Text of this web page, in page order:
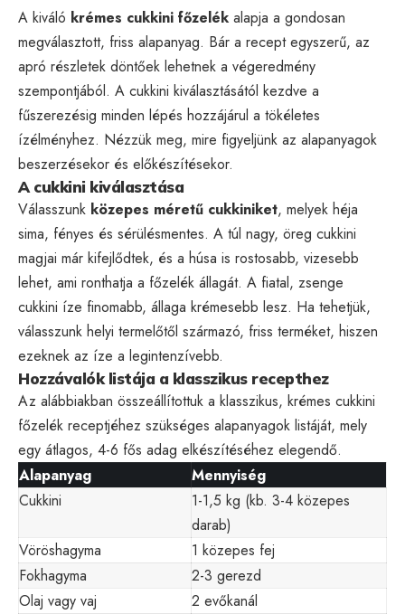
A kiváló krémes cukkini főzelék alapja a gondosan
megválasztott, friss alapanyag. Bár a recept egyszerű, az
apró részletek döntőek lehetnek a végeredmény
szempontjából. A cukkini kiválasztásától kezdve a
fűszerezésig minden lépés hozzájárul a tökéletes
ízélményhez. Nézzük meg, mire figyeljünk az alapanyagok
beszerzésekor és előkészítésekor.
A cukkini kiválasztása
Válasszunk közepes méretű cukkiniket, melyek héja
sima, fényes és sérülésmentes. A túl nagy, öreg cukkini
magjai már kifejlődtek, és a húsa is rostosabb, vizesebb
lehet, ami ronthatja a főzelék állagát. A fiatal, zsenge
cukkini íze finomabb, állaga krémesebb lesz. Ha tehetjük,
válasszunk helyi termelőtől származó, friss terméket, hiszen
ezeknek az íze a legintenzívebb.
Hozzávalók listája a klasszikus recepthez
Az alábbiakban összeállítottuk a klasszikus, krémes cukkini
főzelék receptjéhez szükséges alapanyagok listáját, mely
egy átlagos, 4-6 fős adag elkészítéséhez elegendő.
Alapanyag
Mennyiség
Cukkini
1-1,5 kg (kb. 3-4 közepes
darab)
Vöröshagyma
1 közepes fej
Fokhagyma
2-3 gerezd
Olaj vagy vaj
2 evőkanál